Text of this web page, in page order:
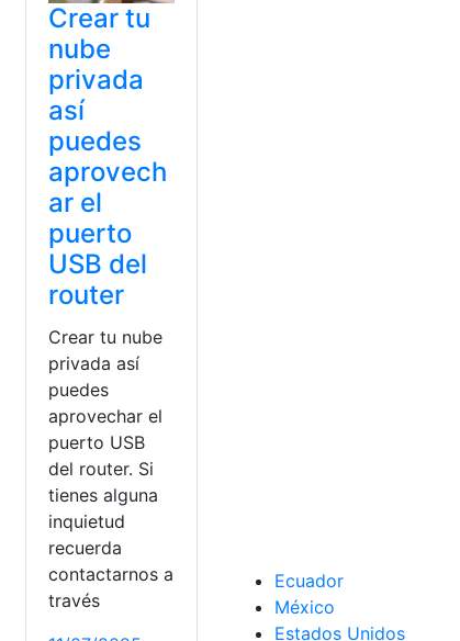
,USB
Crear tu
nube
privada
así
puedes
aprovech
ar el
puerto
USB del
router
Crear tu nube
privada así
puedes
aprovechar el
puerto USB
del router. Si
tienes alguna
inquietud
recuerda
contactarnos a
través
Ecuador
México
Estados Unidos